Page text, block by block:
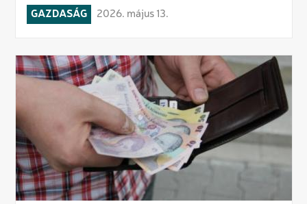
GAZDASÁG 2026. május 13.